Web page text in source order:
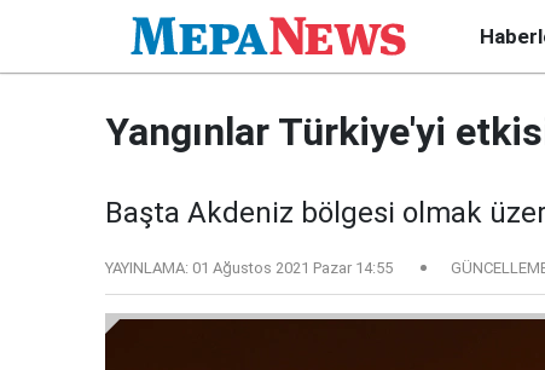
Yangınlar Türkiye'yi
Başta Akdeniz bölgesi olmak
YAYINLAMA: 01 Ağustos 2021 Pazar 14:55